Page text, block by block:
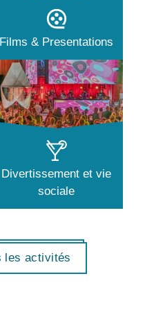
Films & Presentations
Divertissement et vie
sociale
les activités